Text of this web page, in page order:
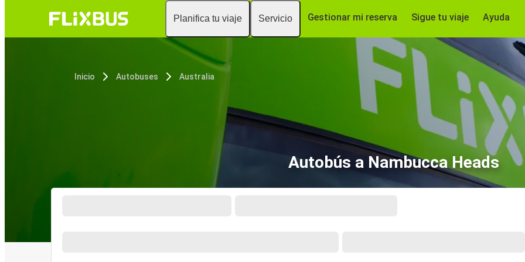
Planifica tu viaje Servicio Gestionar mi reserva Sigue tu viaje Ayuda
Inicio Autobuses Australia
Autobús a Nambucca Heads